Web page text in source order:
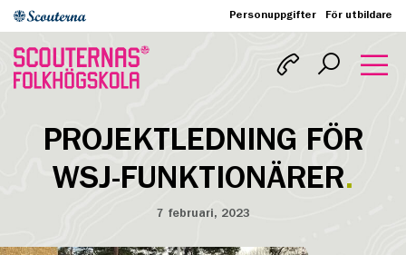
Personuppgifter För utbildare
PROJEKTLEDNING FÖR
WSJ-FUNKTIONÄRER
7 februari, 2023